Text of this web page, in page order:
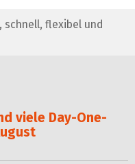
schnell, flexibel und
viele Day-One-